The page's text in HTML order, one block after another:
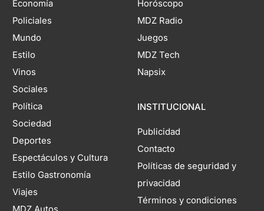
Economía
Policiales
Mundo
Estilo
Vinos
Sociales
Política
Sociedad
Deportes
Espectáculos y Cultura
Estilo Gastronomía
Viajes
Horóscopo
MDZ Radio
Juegos
MDZ Tech
Napsix
INSTITUCIONAL
Publicidad
Contacto
Políticas de seguridad y
privacidad
Términos y condiciones